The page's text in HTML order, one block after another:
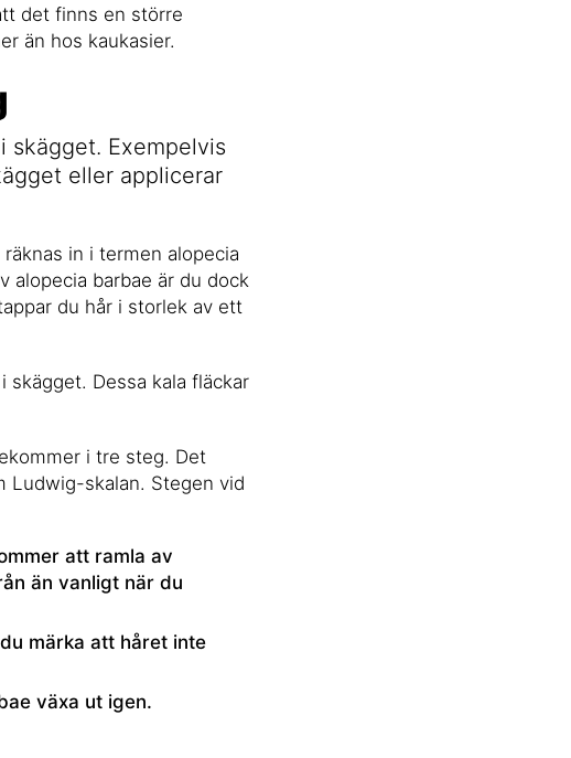
det finns en större
än hos kaukasier.
skägget. Exempelvis
eller applicerar
in i termen alopecia
alopecia barbae är du dock
du hår i storlek av ett
skägget. Dessa kala fläckar
i tre steg. Det
Ludwig-skalan. Stegen vid
att ramla av
än vanligt när du
märka att håret inte
växa ut igen.